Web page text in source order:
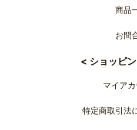
商品
お問
< ショッピ
マイア
特定商取引法